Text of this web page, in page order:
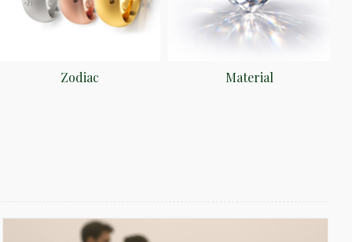
Zodiac Material